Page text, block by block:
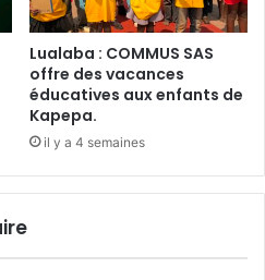
Lualaba : COMMUS SAS
offre des vacances
éducatives aux enfants de
Kapepa.
il y a 4 semaines